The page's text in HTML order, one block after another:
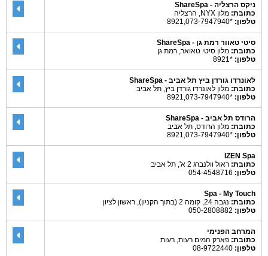
ניקס הרצליה - ShareSpa
כתובת: מלון NYX, הרצליה
טלפון: *8921,073-7947940
סיטי טאוור רמת גן - ShareSpa
כתובת: מלון סיטי טאואר, רמת גן
טלפון: *8921
לאונרדו גורדן ביץ תל אביב - ShareSpa
כתובת: מלון לאונרדו גורדן ביץ, תל אביב
טלפון: *8921,073-7947940
הרודס תל אביב - ShareSpa
כתובת: מלון הרודס, תל אביב
טלפון: *8921,073-7947940
IZEN Spa
כתובת: ראול וולנברג 2 א', תל אביב
טלפון:
Spa - My Touch
כתובת: נגבה 24, קומה 2 (בתוך הקניון), ראשון לציון
טלפון:
המרחב הפנימי
כתובת: פארק המים רעות, רעות
טלפון: